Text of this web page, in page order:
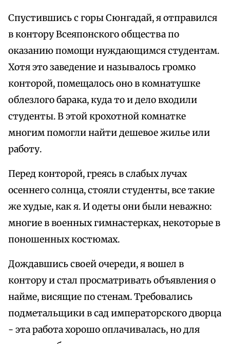
Спустившись с горы Сюнгадай, я отправился
в контору Всеяпонского общества по
оказанию помощи нуждающимся студентам.
Хотя это заведение и называлось громко
конторой, помещалось оно в комнатушке
облезлого барака, куда то и дело входили
студенты. В этой крохотной комнатке
многим помогли найти дешевое жилье или
работу.
Перед конторой, греясь в слабых лучах
осеннего солнца, стояли студенты, все такие
же худые, как я. И одеты они были неважно:
многие в военных гимнастерках, некоторые в
поношенных костюмах.
Дождавшись своей очереди, я вошел в
контору и стал просматривать объявления о
найме, висящие по стенам. Требовались
подметальщики в сад императорского дворца
- эта работа хорошо оплачивалась, но для